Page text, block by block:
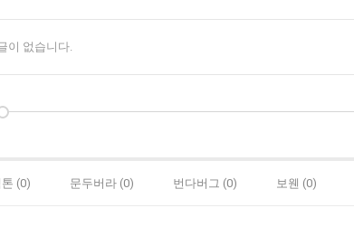
이 없습니다.
(0) 문두버라 (0) 번다버그 (0) 보웬 (0)